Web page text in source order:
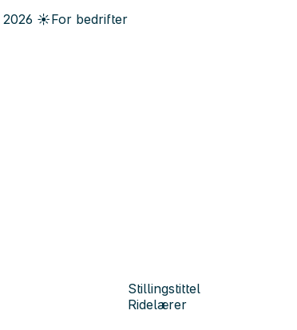
2026 ☀️For bedrifter
Stillingstittel
Ridelærer